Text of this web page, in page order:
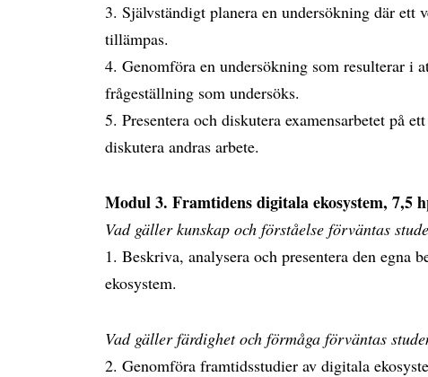
3. Självständigt planera en undersökning där ett
tillämpas.
4. Genomföra en undersökning som resulterar i
frågeställning som undersöks.
5. Presentera och diskutera examensarbetet på
diskutera andras arbete.
Modul 3. Framtidens digitala ekosystem, 7,5
Vad gäller kunskap och förståelse förväntas
1. Beskriva, analysera och presentera den egna
ekosystem.
Vad gäller färdighet och förmåga förväntas
2. Genomföra framtidsstudier av digitala